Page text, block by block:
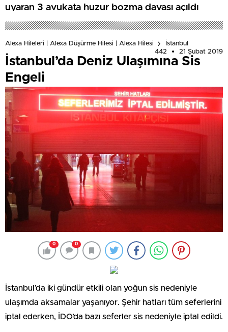
uyaran 3 avukata huzur bozma davası açıldı
Alexa Hileleri | Alexa Düşürme Hilesi | Alexa Hilesi
İstanbul
442
21 Şubat 2019
İstanbul’da Deniz Ulaşımına Sis
Engeli
0 0
İstanbul’da iki gündür etkili olan yoğun sis nedeniyle
ulaşımda aksamalar yaşanıyor. Şehir hatları tüm seferlerini
iptal ederken, İDO’da bazı seferler sis nedeniyle iptal edildi.